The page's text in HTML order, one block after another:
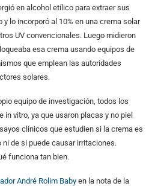
en alcohol etílico para extraer sus
lo incorporó al 10% en una crema solar
UV convencionales. Luego midieron
esa crema usando equipos de
que emplean las autoridades
solares.
equipo de investigación, todos los
vitro, ya que usaron placas y no piel
clínicos que estudien si la crema es
de si puede causar irritaciones.
funciona tan bien.
André Rolim Baby en la nota de la